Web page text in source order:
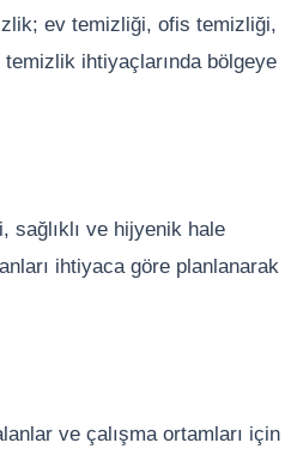
ev temizliği, ofis temizliği,
ihtiyaçlarında bölgeye
sağlıklı ve hijyenik hale
ihtiyaca göre planlanarak
ve çalışma ortamları için